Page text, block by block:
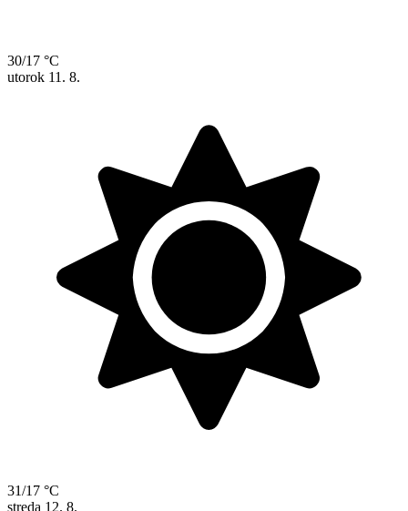
30/17 °C
utorok 11. 8.
31/17 °C
streda 12. 8.